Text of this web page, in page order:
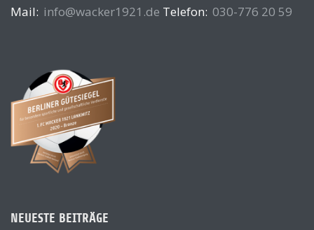
Mail: info@wacker1921.de Telefon: 030-776 20 59
NEUESTE BEITRÄGE